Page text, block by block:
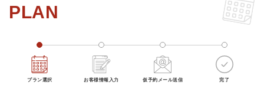
プラン選択 お客様情報入力 仮予約メール送信 完了